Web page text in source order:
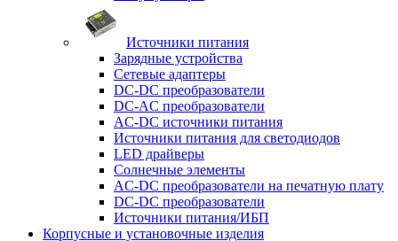
Источники питания
Зарядные устройства
Сетевые адаптеры
DC-DC преобразователи
DC-AC преобразователи
AC-DC источники питания
Источники питания для светодиодов
LED драйверы
Солнечные элементы
AC-DC преобразователи на печатную плату
DC-DC преобразователи
Источники питания/ИБП
Корпусные и установочные изделия